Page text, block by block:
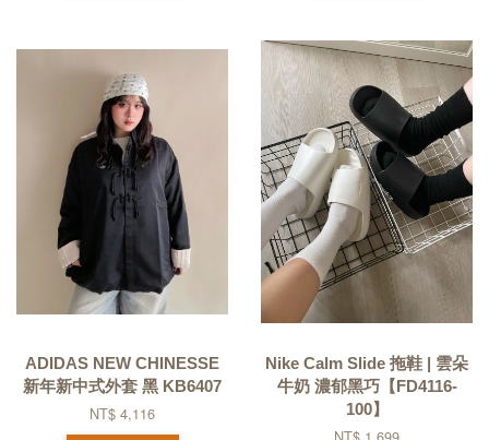
ADIDAS NEW CHINESSE
新年新中式外套 黑 KB6407
NT$ 4,116
Nike Calm Slide 拖鞋 | 雲朵
牛奶 濃郁黑巧【FD4116-
100】